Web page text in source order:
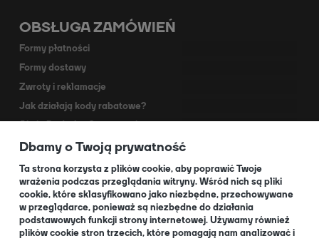
OBSŁUGA ZAMÓWIEŃ
Formy płatności
Formy dostawy
Zwroty i reklamacje
Jak działają kody rabatowe?
Akcja Dodruk - O programie
Kontakt
Dla Partnerów
O NAS
Dbamy o Twoją prywatność
Ta strona korzysta z plików cookie, aby poprawić Twoje
wrażenia podczas przeglądania witryny. Wśród nich są pliki
cookie, które sklasyfikowano jako niezbędne, przechowywane
w przeglądarce, ponieważ są niezbędne do działania
podstawowych funkcji strony internetowej. Używamy również
plików cookie stron trzecich, które pomagają nam analizować i